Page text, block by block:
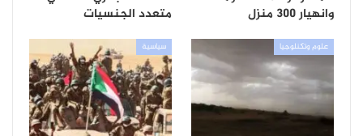
وانهيار 300 منزل
متعدد الجنسيات
علوم وتكنلوجيا سياسية